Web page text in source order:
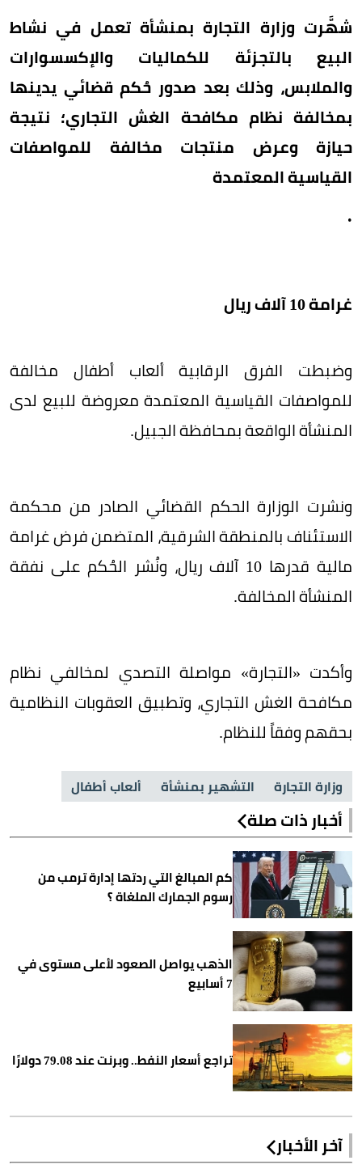
شهَّرت وزارة التجارة بمنشأة تعمل في نشاط
البيع بالتجزئة للكماليات والإكسسوارات
والملابس، وذلك بعد صدور حُكم قضائي يدينها
بمخالفة نظام مكافحة الغش التجاري؛ نتيجة
حيازة وعرض منتجات مخالفة للمواصفات
القياسية المعتمدة
.
غرامة 10 آلاف ريال
وضبطت الفرق الرقابية ألعاب أطفال مخالفة
للمواصفات القياسية المعتمدة معروضة للبيع لدى
المنشأة الواقعة بمحافظة الجبيل.
ونشرت الوزارة الحكم القضائي الصادر من محكمة
الاستئناف بالمنطقة الشرقية، المتضمن فرض غرامة
مالية قدرها 10 آلاف ريال، ونُشر الحُكم على نفقة
المنشأة المخالفة.
وأكدت «التجارة» مواصلة التصدي لمخالفي نظام
مكافحة الغش التجاري، وتطبيق العقوبات النظامية
بحقهم وفقاً للنظام.
وزارة التجارة التشهير بمنشأة ألعاب أطفال
أخبار ذات صلة
كم المبالغ التي ردتها إدارة ترمب من
رسوم الجمارك الملغاة ؟
الذهب يواصل الصعود لأعلى مستوى في
7 أسابيع
تراجع أسعار النفط.. وبرنت عند 79.08 دولارًا
آخر الأخبار